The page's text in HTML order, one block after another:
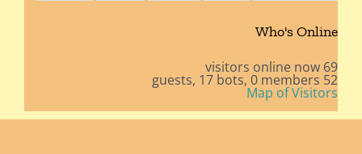
Who's Online
69 visitors online now
52 guests,
17 bots, 0 members
Map of Visitors